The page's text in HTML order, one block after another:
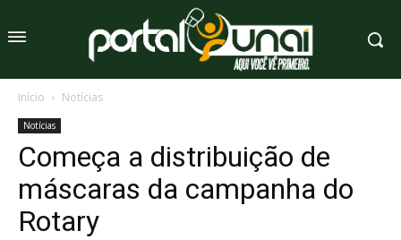
Início Notícias
Notícias
Começa a distribuição de
máscaras da campanha do
Rotary